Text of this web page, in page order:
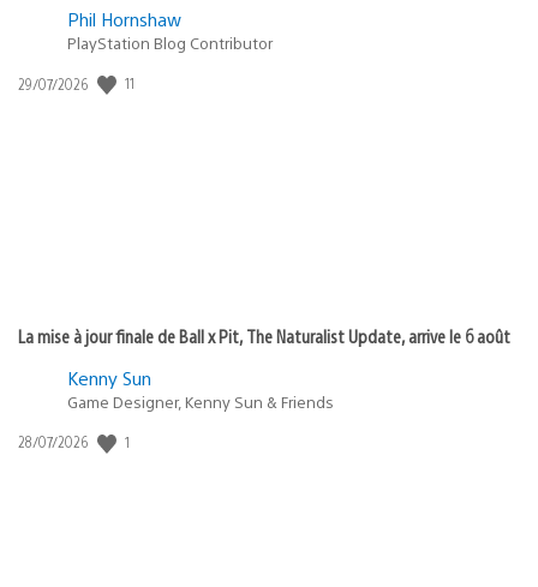
Phil Hornshaw
PlayStation Blog Contributor
Date
29/07/2026 11
La mise à jour finale de Ball x Pit, The Naturalist Update, arrive le 6 août
Kenny Sun
Game Designer, Kenny Sun & Friends
Date
28/07/2026 1